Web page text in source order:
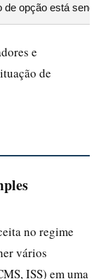
de opção está
e
de
no regime
vários
ISS) em uma